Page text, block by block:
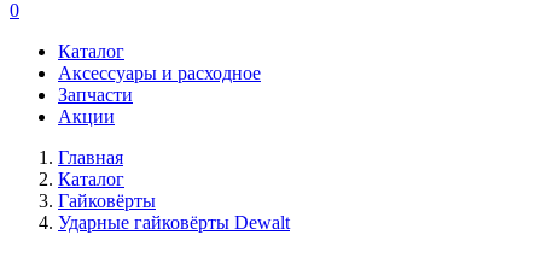
0
Каталог
Аксессуары и расходное
Запчасти
Акции
Главная
Каталог
Гайковёрты
Ударные гайковёрты Dewalt